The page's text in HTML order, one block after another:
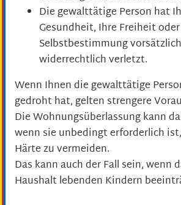
Die gewalttätige Person hat
Gesundheit, Ihre Freiheit
Selbstbestimmung
widerrechtlich verletzt.
Wenn Ihnen die gewalttätige
gedroht hat, gelten strengere
Die Wohnungsüberlassung kann
wenn sie unbedingt erforderlich
Härte zu vermeiden.
Das kann auch der Fall sein, wenn
Haushalt lebenden Kindern